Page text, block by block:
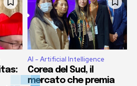
AI - Artificial Intelligence
Corea del Sud, il
mercato che premia